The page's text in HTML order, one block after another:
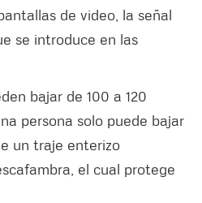
de video, la señal
se introduce en las
bajar de 100 a 120
persona solo puede bajar
un traje enterizo
el cual protege